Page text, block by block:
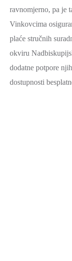
ravnomjerno, pa je
Vinkovcima
plaće stručnih
okviru
dodatne potpore
dostupnosti